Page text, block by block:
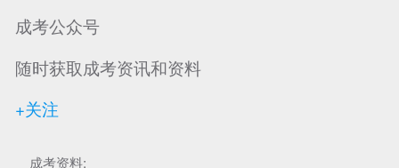
成考公众号
随时获取成考资讯和资料
+关注
成考资料: